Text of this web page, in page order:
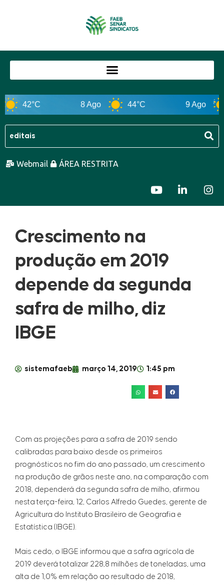
42°C 8 Ago 44°C 9 Ago
Webmail ÁREA RESTRITA
Crescimento na
produção em 2019
depende da segunda
safra de milho, diz
IBGE
sistemafaeb março 14, 2019 1:45 pm
Com as projeções para a safra de 2019 sendo
calibradas para baixo desde os primeiros
prognósticos no fim do ano passado, um crescimento
na produção de grãos neste ano, na comparação com
2018, dependerá da segunda safra de milho, afirmou
nesta terça-feira, 12, Carlos Alfredo Guedes, gerente de
Agricultura do Instituto Brasileiro de Geografia e
Estatística (IBGE).
Mais cedo, o IBGE informou que a safra agrícola de
2019 deverá totalizar 228,8 milhões de toneladas, uma
alta de 1,0% em relação ao resultado de 2018,